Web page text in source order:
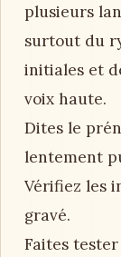
plusieurs
surtout du
initiales et
voix haute.
Dites le
lentement
Vérifiez les
gravé.
Faites